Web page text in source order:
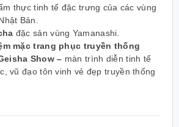
thực tinh tế đặc trưng của các vùng
Bản.
đặc sản vùng Yamanashi.
mặc trang phục truyền thống
Show – màn trình diễn tinh tế
vũ đạo tôn vinh vẻ đẹp truyền thống